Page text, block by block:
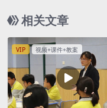
相关文章
VIP 视频+课件+教案